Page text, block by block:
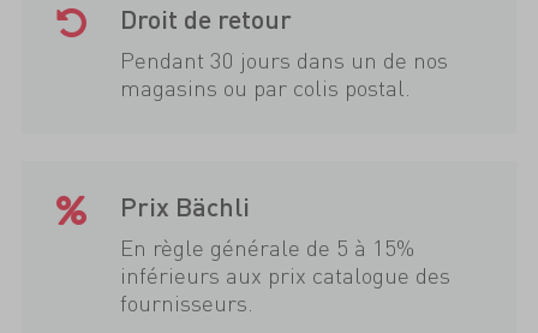
Droit de retour
Pendant 30 jours dans un de nos
magasins ou par colis postal.
Prix Bächli
En règle générale de 5 à 15%
inférieurs aux prix catalogue des
fournisseurs.